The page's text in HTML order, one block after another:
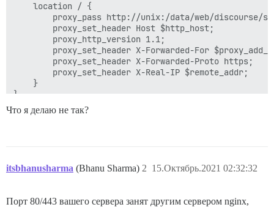
    location / {
proxy_pass http://unix:/data/web/discourse/
        proxy_set_header Host $http_host;
        proxy_http_version 1.1;
proxy_set_header X-Forwarded-For
        proxy_set_header X-Forwarded-Proto https;
        proxy_set_header X-Real-IP $remote_addr;
    }
Что я делаю не так?
itsbhanusharma (Bhanu Sharma) 15.Октябрь.2021 02:32:32
2
Порт 80/443 вашего сервера занят другим сервером nginx,